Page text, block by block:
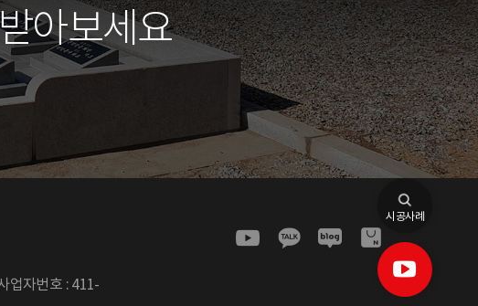
아보세요
업자번호 :411-
시공사례